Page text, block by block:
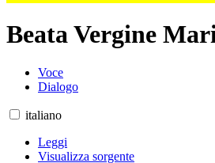
Beata Vergine
Voce
Dialogo
italiano
Leggi
Visualizza sorgente